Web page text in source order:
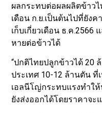
ผลกระทบต่อผลผลิตข้าว
เดือน ก.ย.เป็นต้นไปที่ยัง
เก็บเกี่ยวเดือน ธ.ค.2566
หายต่อข้าวได้
“ปกติไทยปลูกข้าวได้ 20
ประเทศ 10-12 ล้านตัน
เอลนีโญ่กระทบแรงทำใ
ยังส่งออกได้โดยราคาจ